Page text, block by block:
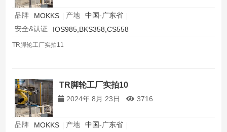
品牌 MOKKS 产地
中国-广东省
安全&认证
IOS985,BKS358,CS558
TR脚轮工厂实拍11
TR脚轮工厂实拍10
2024年 8月 23日 3716
品牌 MOKKS 产地
中国-广东省